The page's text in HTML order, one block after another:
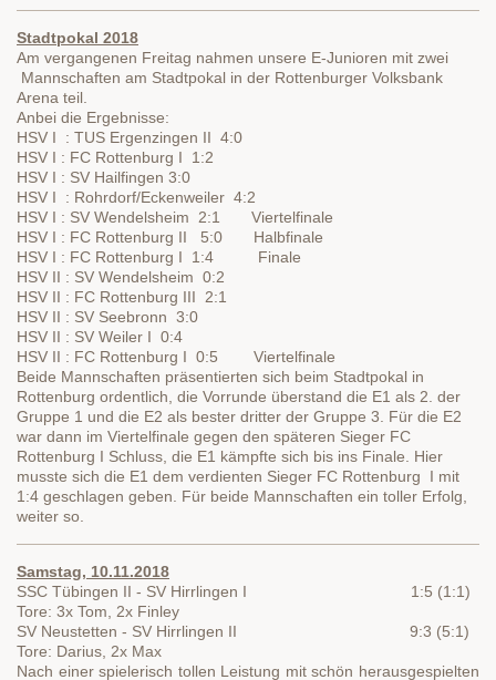
Stadtpokal 2018
Am vergangenen Freitag nahmen unsere E-Junioren mit zwei
Mannschaften am Stadtpokal in der Rottenburger Volksbank
Arena teil.
Anbei die Ergebnisse:
HSV I : TUS Ergenzingen II 4:0
HSV I : FC Rottenburg I 1:2
HSV I : SV Hailfingen 3:0
HSV I : Rohrdorf/Eckenweiler 4:2
HSV I : SV Wendelsheim 2:1 Viertelfinale
HSV I : FC Rottenburg II 5:0 Halbfinale
HSV I : FC Rottenburg I 1:4 Finale
HSV II : SV Wendelsheim 0:2
HSV II : FC Rottenburg III 2:1
HSV II : SV Seebronn 3:0
HSV II : SV Weiler I 0:4
HSV II : FC Rottenburg I 0:5 Viertelfinale
Beide Mannschaften präsentierten sich beim Stadtpokal in
Rottenburg ordentlich, die Vorrunde überstand die E1 als 2. der
Gruppe 1 und die E2 als bester dritter der Gruppe 3. Für die E2
war dann im Viertelfinale gegen den späteren Sieger FC
Rottenburg I Schluss, die E1 kämpfte sich bis ins Finale. Hier
musste sich die E1 dem verdienten Sieger FC Rottenburg I mit
1:4 geschlagen geben. Für beide Mannschaften ein toller Erfolg,
weiter so.
Samstag, 10.11.2018
SSC Tübingen II - SV Hirrlingen I 1:5 (1:1)
Tore: 3x Tom, 2x Finley
SV Neustetten - SV Hirrlingen II 9:3 (5:1)
Tore: Darius, 2x Max
Nach einer spielerisch tollen Leistung mit schön herausgespielten